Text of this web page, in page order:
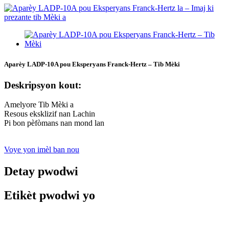
Aparèy LADP-10A pou Eksperyans Franck-Hertz – Tib Mèki
Deskripsyon kout:
Amelyore Tib Mèki a
Resous eksklizif nan Lachin
Pi bon pèfòmans nan mond lan
Voye yon imèl ban nou
Detay pwodwi
Etikèt pwodwi yo